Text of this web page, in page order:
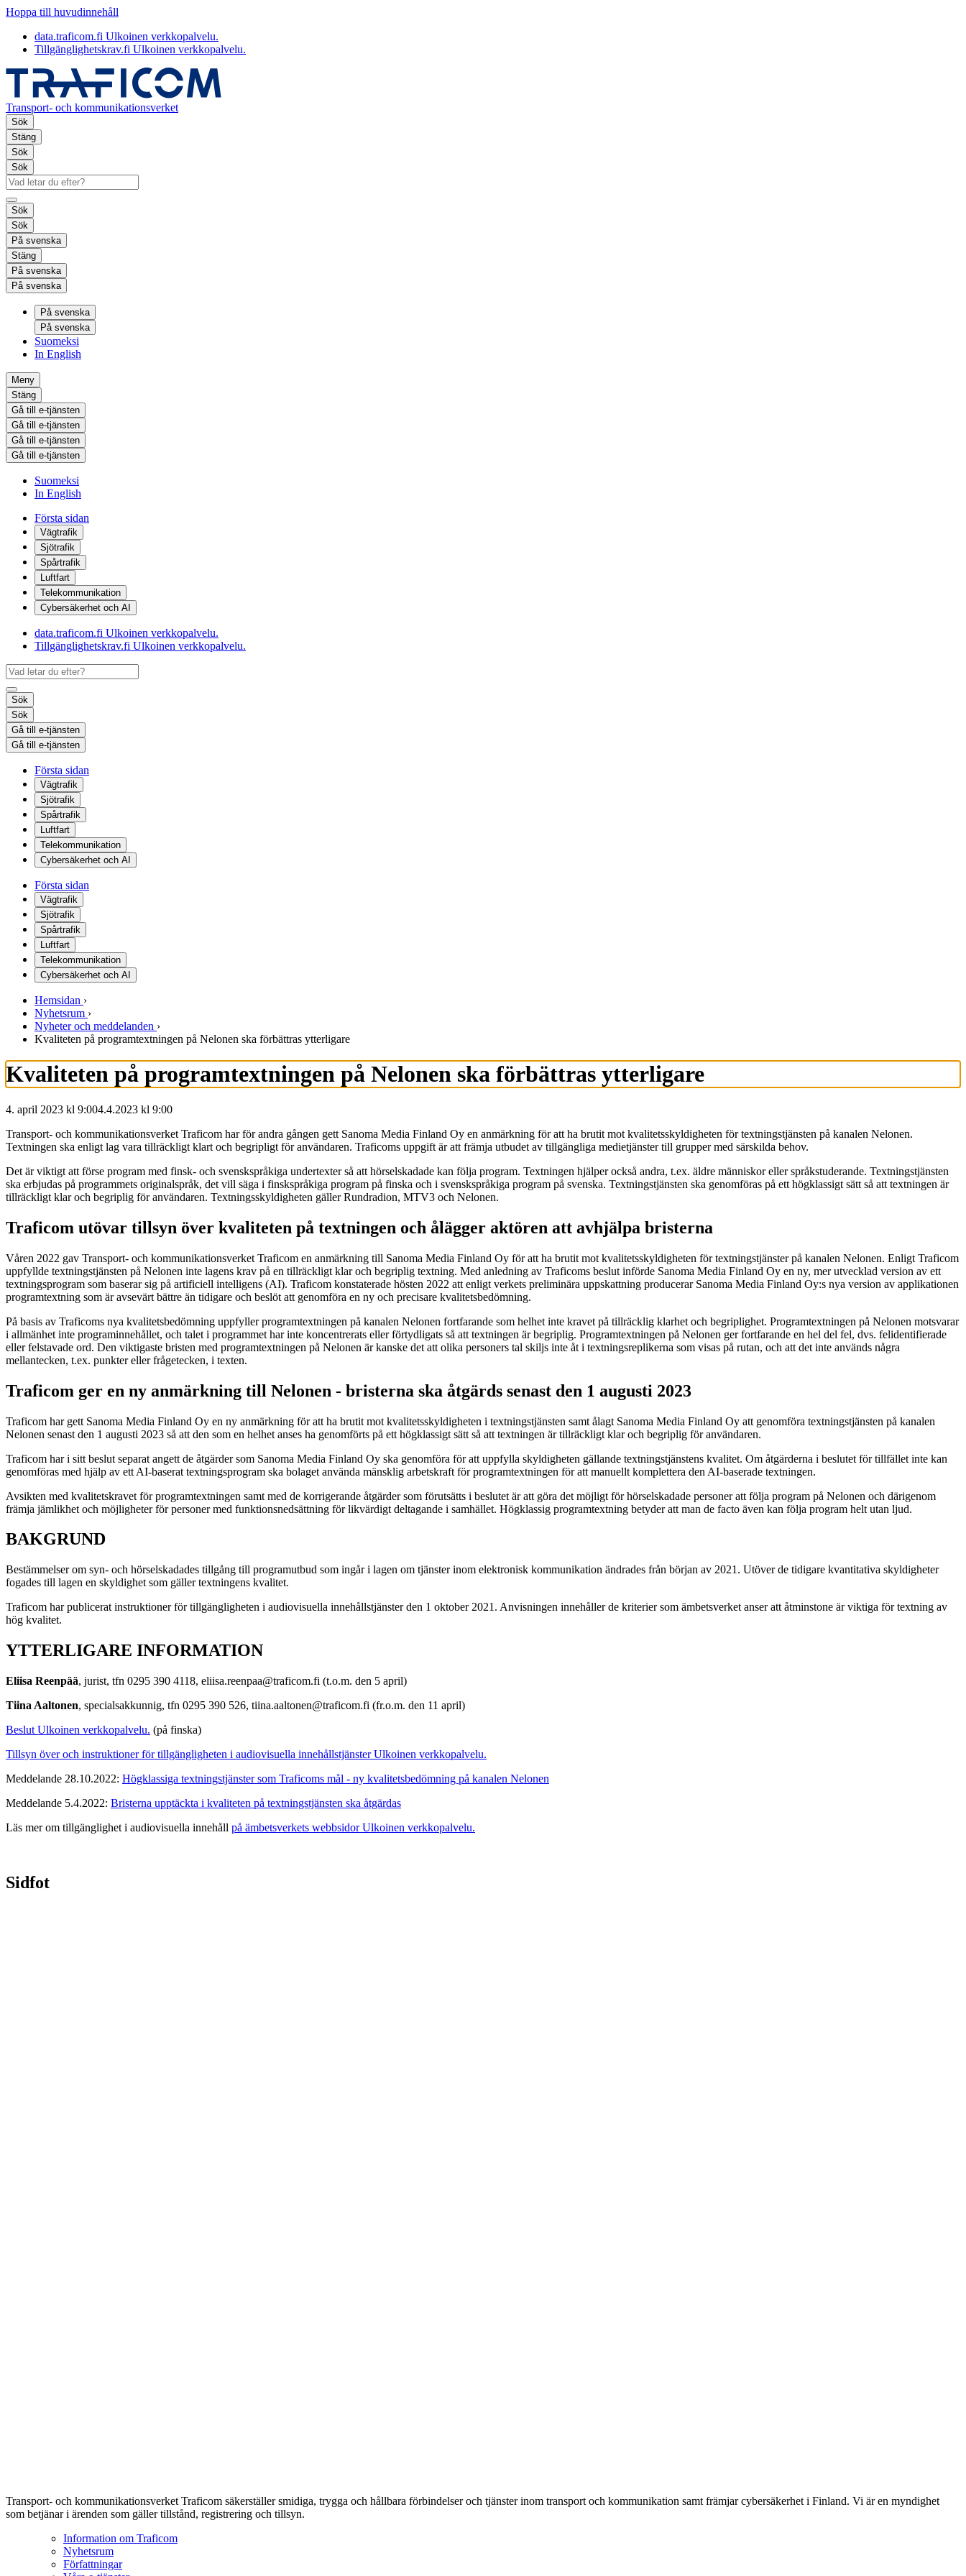
Hoppa till huvudinnehåll
data.traficom.fi Ulkoinen verkkopalvelu.
Tillgänglighetskrav.fi Ulkoinen verkkopalvelu.
Transport- och kommunikationsverket
Sök
Stäng
Sök
Sök
Sök
Sök
På svenska
Stäng
På svenska
På svenska
På svenska
På svenska
Suomeksi
In English
Meny
Stäng
Gå till e-tjänsten
Gå till e-tjänsten
Gå till e-tjänsten
Gå till e-tjänsten
Suomeksi
In English
Första sidan
Vägtrafik
Sjötrafik
Spårtrafik
Luftfart
Telekommunikation
Cybersäkerhet och AI
data.traficom.fi Ulkoinen verkkopalvelu.
Tillgänglighetskrav.fi Ulkoinen verkkopalvelu.
Sök
Sök
Gå till e-tjänsten
Gå till e-tjänsten
Första sidan
Vägtrafik
Sjötrafik
Spårtrafik
Luftfart
Telekommunikation
Cybersäkerhet och AI
Första sidan
Vägtrafik
Sjötrafik
Spårtrafik
Luftfart
Telekommunikation
Cybersäkerhet och AI
Hemsidan ›
Nyhetsrum ›
Nyheter och meddelanden ›
Kvaliteten på programtextningen på Nelonen ska förbättras ytterligare
Kvaliteten på programtextningen på Nelonen ska förbättras ytterligare
4. april 2023 kl 9:004.4.2023 kl 9:00
Transport- och kommunikationsverket Traficom har för andra gången gett Sanoma Media Finland Oy en anmärkning för att ha brutit mot kvalitetsskyldigheten för textningstjänsten på kanalen Nelonen.
Textningen ska enligt lag vara tillräckligt klart och begripligt för användaren. Traficoms uppgift är att främja utbudet av tillgängliga medietjänster till grupper med särskilda behov.
Det är viktigt att förse program med finsk- och svenskspråkiga undertexter så att hörselskadade kan följa program. Textningen hjälper också andra, t.ex. äldre människor eller språkstuderande. Textningstjänsten
ska erbjudas på programmets originalspråk, det vill säga i finskspråkiga program på finska och i svenskspråkiga program på svenska. Textningstjänsten ska genomföras på ett högklassigt sätt så att textningen är
tillräckligt klar och begriplig för användaren. Textningsskyldigheten gäller Rundradion, MTV3 och Nelonen.
Traficom utövar tillsyn över kvaliteten på textningen och ålägger aktören att avhjälpa bristerna
Våren 2022 gav Transport- och kommunikationsverket Traficom en anmärkning till Sanoma Media Finland Oy för att ha brutit mot kvalitetsskyldigheten för textningstjänster på kanalen Nelonen. Enligt Traficom
uppfyllde textningstjänsten på Nelonen inte lagens krav på en tillräckligt klar och begriplig textning. Med anledning av Traficoms beslut införde Sanoma Media Finland Oy en ny, mer utvecklad version av ett
textningsprogram som baserar sig på artificiell intelligens (AI). Traficom konstaterade hösten 2022 att enligt verkets preliminära uppskattning producerar Sanoma Media Finland Oy:s nya version av applikationen
programtextning som är avsevärt bättre än tidigare och beslöt att genomföra en ny och precisare kvalitetsbedömning.
På basis av Traficoms nya kvalitetsbedömning uppfyller programtextningen på kanalen Nelonen fortfarande som helhet inte kravet på tillräcklig klarhet och begriplighet. Programtextningen på Nelonen motsvarar
i allmänhet inte programinnehållet, och talet i programmet har inte koncentrerats eller förtydligats så att textningen är begriplig. Programtextningen på Nelonen ger fortfarande en hel del fel, dvs. felidentifierade
eller felstavade ord. Den viktigaste bristen med programtextningen på Nelonen är kanske det att olika personers tal skiljs inte åt i textningsreplikerna som visas på rutan, och att det inte används några
mellantecken, t.ex. punkter eller frågetecken, i texten.
Traficom ger en ny anmärkning till Nelonen - bristerna ska åtgärds senast den 1 augusti 2023
Traficom har gett Sanoma Media Finland Oy en ny anmärkning för att ha brutit mot kvalitetsskyldigheten i textningstjänsten samt ålagt Sanoma Media Finland Oy att genomföra textningstjänsten på kanalen
Nelonen senast den 1 augusti 2023 så att den som en helhet anses ha genomförts på ett högklassigt sätt så att textningen är tillräckligt klar och begriplig för användaren.
Traficom har i sitt beslut separat angett de åtgärder som Sanoma Media Finland Oy ska genomföra för att uppfylla skyldigheten gällande textningstjänstens kvalitet. Om åtgärderna i beslutet för tillfället inte kan
genomföras med hjälp av ett AI-baserat textningsprogram ska bolaget använda mänsklig arbetskraft för programtextningen för att manuellt komplettera den AI-baserade textningen.
Avsikten med kvalitetskravet för programtextningen samt med de korrigerande åtgärder som förutsätts i beslutet är att göra det möjligt för hörselskadade personer att följa program på Nelonen och därigenom
främja jämlikhet och möjligheter för personer med funktionsnedsättning för likvärdigt deltagande i samhället. Högklassig programtextning betyder att man de facto även kan följa program helt utan ljud.
BAKGRUND
Bestämmelser om syn- och hörselskadades tillgång till programutbud som ingår i lagen om tjänster inom elektronisk kommunikation ändrades från början av 2021. Utöver de tidigare kvantitativa skyldigheter
fogades till lagen en skyldighet som gäller textningens kvalitet.
Traficom har publicerat instruktioner för tillgängligheten i audiovisuella innehållstjänster den 1 oktober 2021. Anvisningen innehåller de kriterier som ämbetsverket anser att åtminstone är viktiga för textning av
hög kvalitet.
YTTERLIGARE INFORMATION
Eliisa Reenpää, jurist, tfn 0295 390 4118, eliisa.reenpaa@traficom.fi (t.o.m. den 5 april)
Tiina Aaltonen, specialsakkunnig, tfn 0295 390 526, tiina.aaltonen@traficom.fi (fr.o.m. den 11 april)
Beslut Ulkoinen verkkopalvelu. (på finska)
Tillsyn över och instruktioner för tillgängligheten i audiovisuella innehållstjänster Ulkoinen verkkopalvelu.
Meddelande 28.10.2022: Högklassiga textningstjänster som Traficoms mål - ny kvalitetsbedömning på kanalen Nelonen
Meddelande 5.4.2022: Bristerna upptäckta i kvaliteten på textningstjänsten ska åtgärdas
Läs mer om tillgänglighet i audiovisuella innehåll på ämbetsverkets webbsidor Ulkoinen verkkopalvelu.
Sidfot
Transport- och kommunikationsverket Traficom säkerställer smidiga, trygga och hållbara förbindelser och tjänster inom transport och kommunikation samt främjar cybersäkerhet i Finland. Vi är en myndighet
som betjänar i ärenden som gäller tillstånd, registrering och tillsyn.
Information om Traficom
Nyhetsrum
Författningar